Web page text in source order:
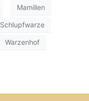
Mamillen
Schlupfwarze
Warzenhof